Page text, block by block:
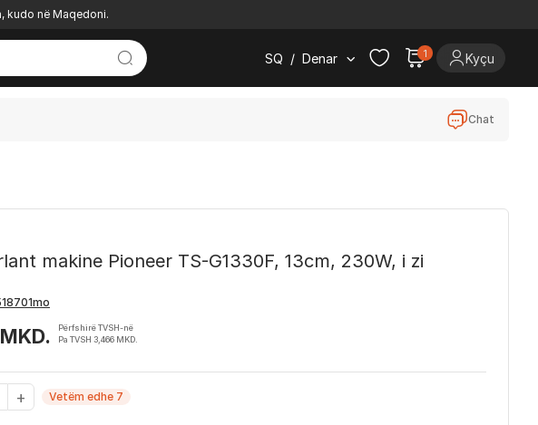
kudo në Maqedoni.
SQ / Denar 1 Kyçu
Chat
makine Pioneer TS-G1330F, 13cm, 230W, i zi
Përfshirë TVSH-në
Pa TVSH 3,466 MKD.
Vetëm edhe 7